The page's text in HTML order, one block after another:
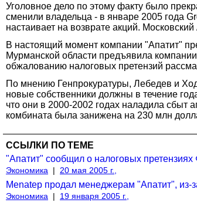
Уголовное дело по этому факту было
сменили владельца - в январе 2005 года
настаивает на возврате акций.
В настоящий момент компании "Апатит"
Мурманской области предъявила
обжалованию налоговых претензий
По мнению Генпрокуратуры, Лебедев и
новые собственники должны в течение
что они в 2000-2002 годах наладила сбыт
комбината была занижена на 230 млн
ССЫЛКИ ПО ТЕМЕ
"Апатит" сообщил о налоговых
Экономика | 20 мая 2005 г.,
Menatep продал менеджерам "Апатит", из-
Экономика | 19 января 2005 г.,